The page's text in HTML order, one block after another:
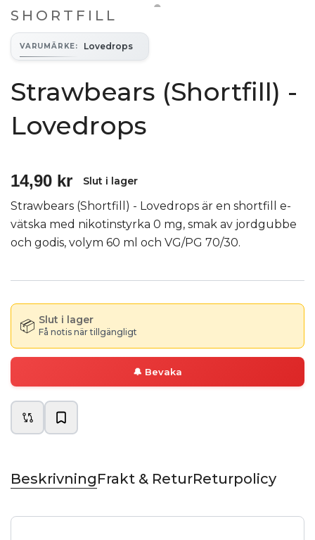
SHORTFILL
VARUMÄRKE: Lovedrops
Strawbears (Shortfill) -
Lovedrops
14,90 kr Slut i lager
Strawbears (Shortfill) - Lovedrops är en shortfill e-
vätska med nikotinstyrka 0 mg, smak av jordgubbe
och godis, volym 60 ml och VG/PG 70/30.
📦 Slut i lager
Få notis när tillgängligt
🔔 Bevaka
BeskrivningFrakt & ReturReturpolicy